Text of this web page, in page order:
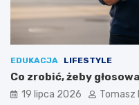
EDUKACJA LIFESTYLE
Co zrobić, żeby
19 lipca 2026 Tomasz